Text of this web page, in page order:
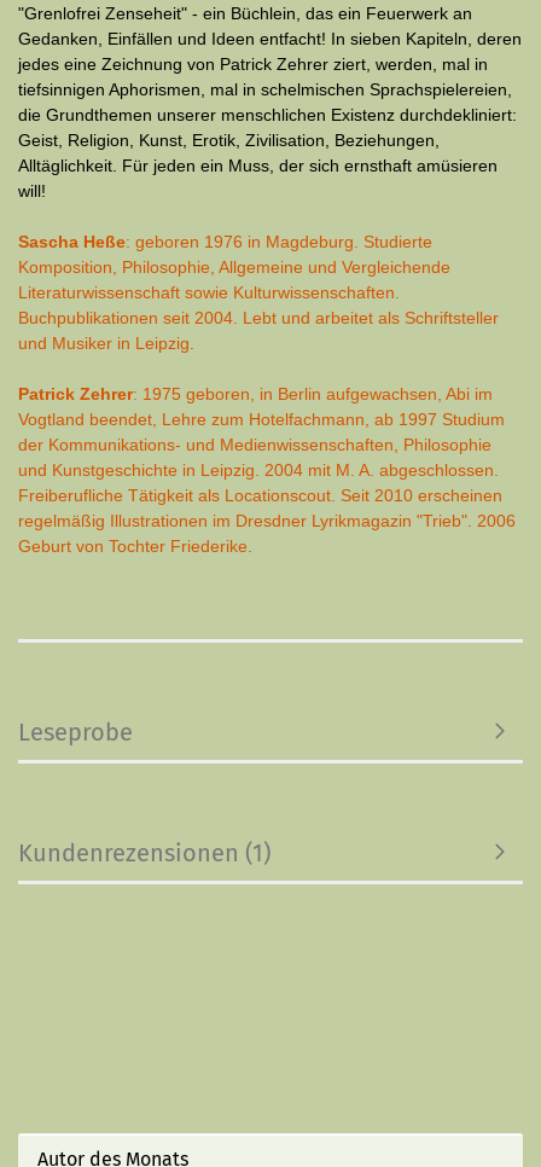
"Grenlofrei Zenseheit" - ein Büchlein, das ein Feuerwerk an
Gedanken, Einfällen und Ideen entfacht! In sieben Kapiteln, deren
jedes eine Zeichnung von Patrick Zehrer ziert, werden, mal in
tiefsinnigen Aphorismen, mal in schelmischen Sprachspielereien,
die Grundthemen unserer menschlichen Existenz durchdekliniert:
Geist, Religion, Kunst, Erotik, Zivilisation, Beziehungen,
Alltäglichkeit. Für jeden ein Muss, der sich ernsthaft amüsieren
will!
Sascha Heße: geboren 1976 in Magdeburg. Studierte
Komposition, Philosophie, Allgemeine und Vergleichende
Literaturwissenschaft sowie Kulturwissenschaften.
Buchpublikationen seit 2004. Lebt und arbeitet als Schriftsteller
und Musiker in Leipzig.
Patrick Zehrer: 1975 geboren, in Berlin aufgewachsen, Abi im
Vogtland beendet, Lehre zum Hotelfachmann, ab 1997 Studium
der Kommunikations- und Medienwissenschaften, Philosophie
und Kunstgeschichte in Leipzig. 2004 mit M. A. abgeschlossen.
Freiberufliche Tätigkeit als Locationscout. Seit 2010 erscheinen
regelmäßig Illustrationen im Dresdner Lyrikmagazin "Trieb". 2006
Geburt von Tochter Friederike.
Leseprobe
Kundenrezensionen (1)
Autor des Monats